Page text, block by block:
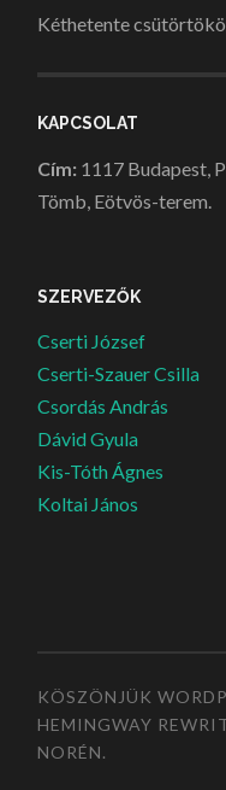
Kéthetente
KAPCSOLAT
Cím: 1117 Budapest,
Tömb, Eötvös-terem.
SZERVEZŐK
Cserti József
Cserti-Szauer Csilla
Csordás András
Dávid Gyula
Kis-Tóth Ágnes
Koltai János
KÖSZÖNJÜK
HEMINGWAY
NORÉN.